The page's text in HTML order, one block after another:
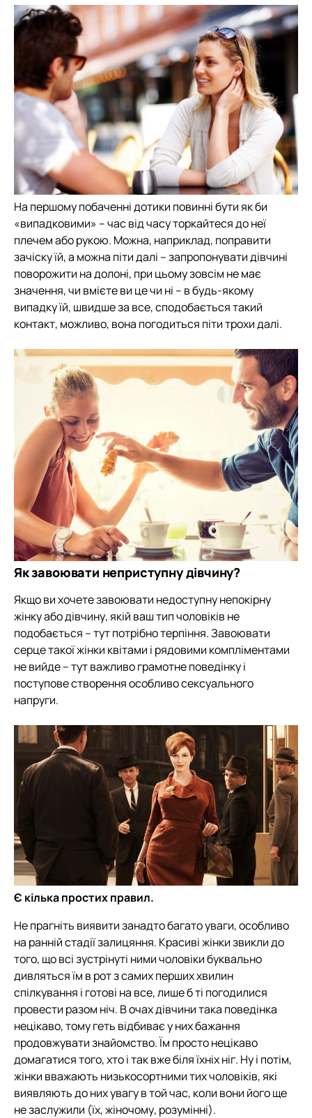
На першому побаченні дотики повинні бути як би
«випадковими» – час від часу торкайтеся до неї
плечем або рукою. Можна, наприклад, поправити
зачіску їй, а можна піти далі – запропонувати дівчині
поворожити на долоні, при цьому зовсім не має
значення, чи вмієте ви це чи ні – в будь-якому
випадку їй, швидше за все, сподобається такий
контакт, можливо, вона погодиться піти трохи далі.
Як завоювати неприступну дівчину?
Якщо ви хочете завоювати недоступну непокірну
жінку або дівчину, якій ваш тип чоловіків не
подобається – тут потрібно терпіння. Завоювати
серце такої жінки квітами і рядовими компліментами
не вийде – тут важливо грамотне поведінку і
поступове створення особливо сексуального
напруги.
Є кілька простих правил.
Не прагніть виявити занадто багато уваги, особливо
на ранній стадії залицяння. Красиві жінки звикли до
того, що всі зустрінуті ними чоловіки буквально
дивляться їм в рот з самих перших хвилин
спілкування і готові на все, лише б ті погодилися
провести разом ніч. В очах дівчини така поведінка
нецікаво, тому геть відбиває у них бажання
продовжувати знайомство. Їм просто нецікаво
домагатися того, хто і так вже біля їхніх ніг. Ну і потім,
жінки вважають низькосортними тих чоловіків, які
виявляють до них увагу в той час, коли вони його ще
не заслужили (їх, жіночому, розумінні).